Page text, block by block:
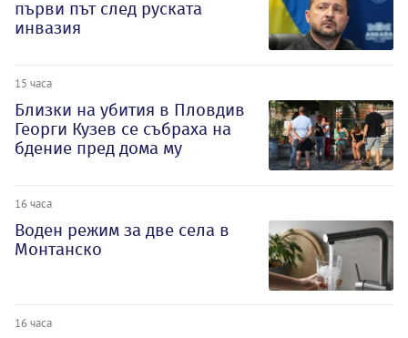
първи път след руската
инвазия
15 часа
Близки на убития в Пловдив
Георги Кузев се събраха на
бдение пред дома му
16 часа
Воден режим за две села в
Монтанско
16 часа